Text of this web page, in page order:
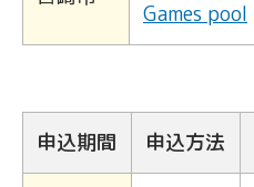
Games pool
申込期間 申込方法